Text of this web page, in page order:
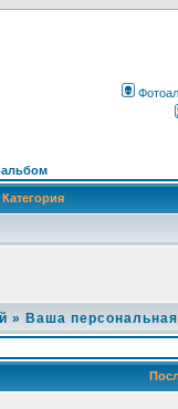
Категория
» Ваша